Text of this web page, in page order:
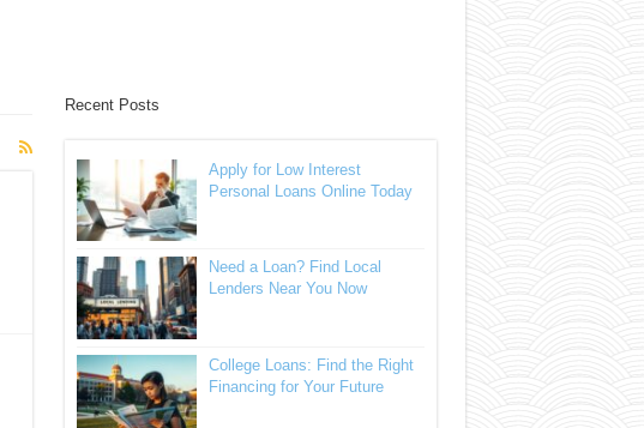
Recent Posts
Apply for Low Interest
Personal Loans Online Today
Need a Loan? Find Local
Lenders Near You Now
College Loans: Find the Right
Financing for Your Future